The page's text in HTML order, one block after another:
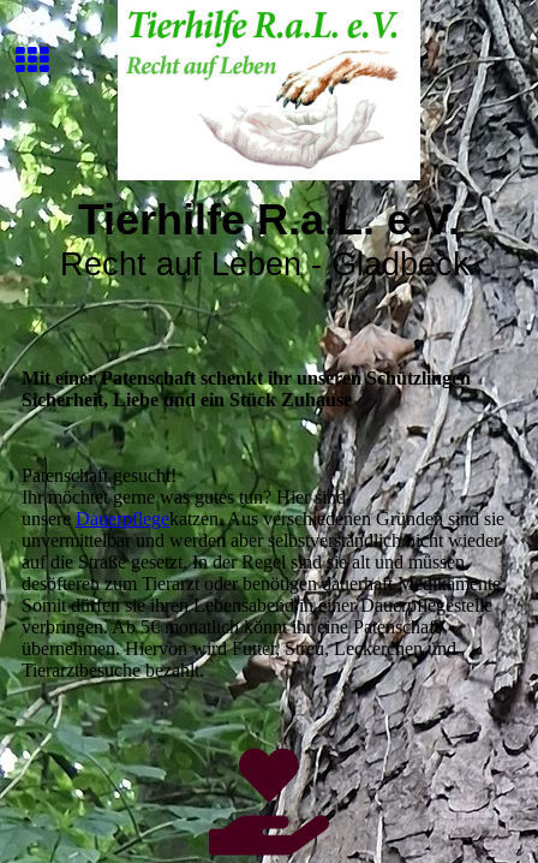
Tierhilfe R.a.L. e.V.
Recht auf Leben - Gladbeck
Mit einer Patenschaft schenkt ihr unseren Schützlingen
Sicherheit, Liebe und ein Stück Zuhause
Patenschaft gesucht!
Ihr möchtet gerne was gutes tun? Hier sind
unsereDauerpflegekatzen. Aus verschiedenen Gründen sind sie
unvermittelbar und werden aber selbstverständlich nicht wieder
auf die Straße gesetzt. In der Regel sind sie alt und müssen
desöfteren zum Tierarzt oder benötigen dauerhaft Medikamente.
Somit dürfen sie ihren Lebensabend in einer Dauerpflegestelle
verbringen. Ab 5€ monatlich könnt ihr eine Patenschaft
übernehmen. Hiervon wird Futter, Streu, Leckerchen und
Tierarztbesuche bezahlt.